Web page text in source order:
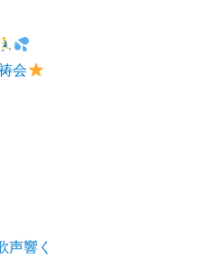
会
声響く